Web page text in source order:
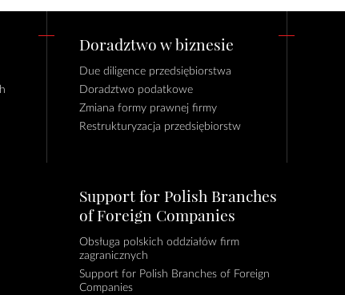
Doradztwo w biznesie
Due diligence przedsiębiorstwa
Doradztwo podatkowe
Zmiana formy prawnej firmy
Restrukturyzacja przedsiębiorstw
Support for Polish Branches
of Foreign Companies
Obsługa polskich oddziałów firm
zagranicznych
Support for Polish Branches of Foreign
Companies